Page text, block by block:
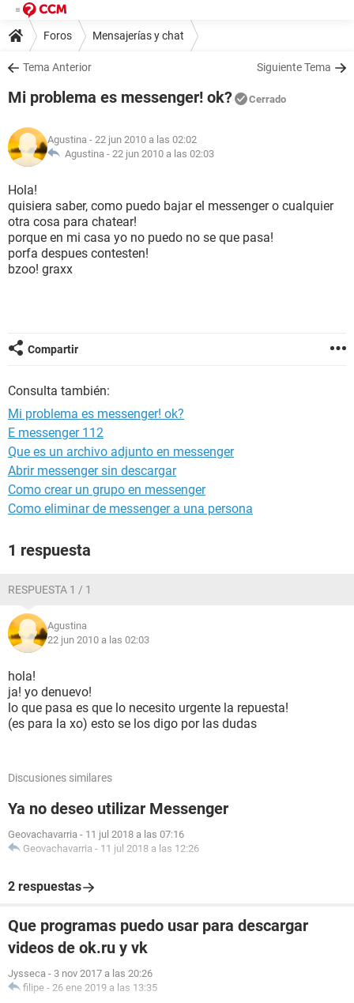
Foros Mensajerías y chat
Tema Anterior Siguiente Tema
Mi problema es messenger! ok? Cerrado
Agustina - 22 jun 2010 a las 02:02
Agustina - 22 jun 2010 a las 02:03
Hola!
quisiera saber, como puedo bajar el messenger o cualquier
otra cosa para chatear!
porque en mi casa yo no puedo no se que pasa!
porfa despues contesten!
bzoo! graxx
Compartir
Consulta también:
Mi problema es messenger! ok?
E messenger 112
Que es un archivo adjunto en messenger
Abrir messenger sin descargar
Como crear un grupo en messenger
Como eliminar de messenger a una persona
1 respuesta
RESPUESTA 1 / 1
Agustina
22 jun 2010 a las 02:03
hola!
ja! yo denuevo!
lo que pasa es que lo necesito urgente la repuesta!
(es para la xo) esto se los digo por las dudas
Discusiones similares
Ya no deseo utilizar Messenger
Geovachavarria - 11 jul 2018 a las 07:16
Geovachavarria - 11 jul 2018 a las 12:26
2 respuestas
Que programas puedo usar para descargar
videos de ok.ru y vk
Jysseca - 3 nov 2017 a las 20:26
filipe - 26 ene 2019 a las 13:35